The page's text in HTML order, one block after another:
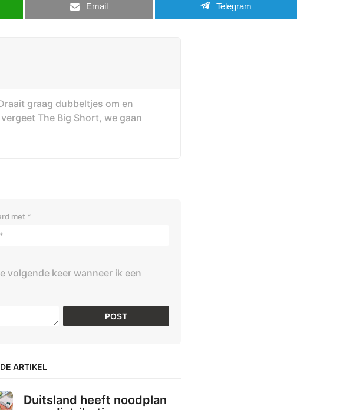
Email Telegram
graag dubbeltjes om en
The Big Short, we gaan
met *
volgende keer wanneer ik een
ARTIKEL
Duitsland heeft noodplan